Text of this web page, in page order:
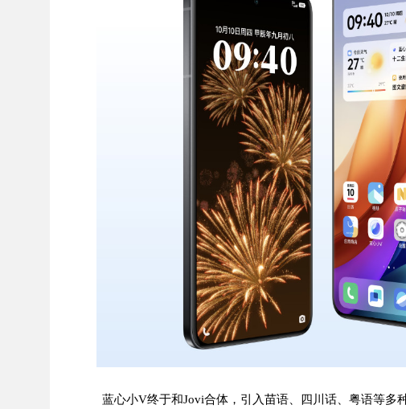
蓝心小V终于和Jovi合体，引入苗语、四川话、粤语等多